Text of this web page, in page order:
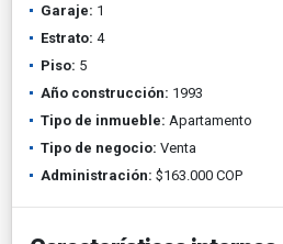
Garaje: 1
Estrato: 4
Piso: 5
Año construcción: 1993
Tipo de inmueble: Apartamento
Tipo de negocio: Venta
Administración: $163.000 COP